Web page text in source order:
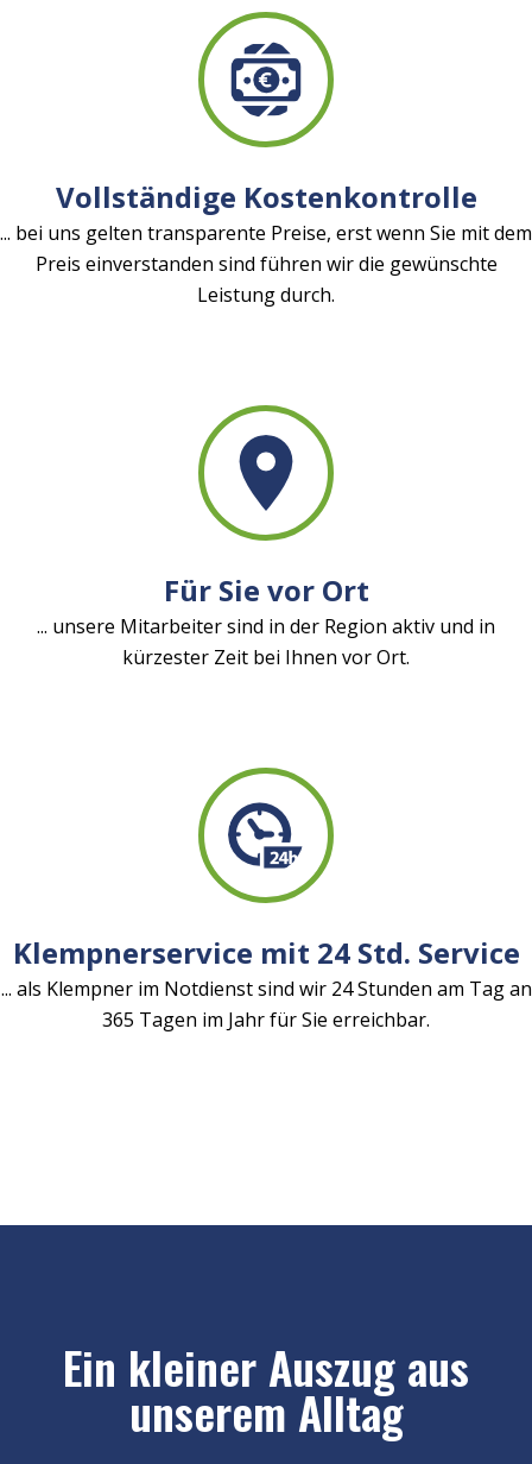
Vollständige Kostenkontrolle
... bei uns gelten transparente Preise, erst wenn Sie mit dem
Preis einverstanden sind führen wir die gewünschte
Leistung durch.
Für Sie vor Ort
... unsere Mitarbeiter sind in der Region aktiv und in
kürzester Zeit bei Ihnen vor Ort.
Klempnerservice mit 24 Std. Service
... als Klempner im Notdienst sind wir 24 Stunden am Tag an
365 Tagen im Jahr für Sie erreichbar.
Ein kleiner Auszug aus
unserem Alltag